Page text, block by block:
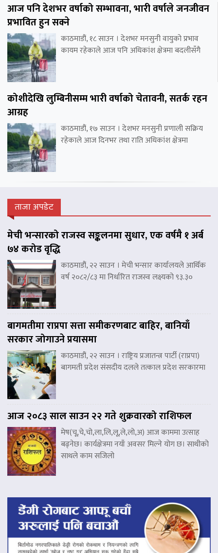
आज पनि देशभर वर्षाको सम्भावना, भारी वर्षाले जनजीवन
प्रभावित हुन सक्ने
काठमाडौं, १८ साउन । देशभर मनसुनी वायुको प्रभाव
कायम रहेकाले आज पनि अधिकांश क्षेत्रमा बदलीसँगै
कोशीदेखि लुम्बिनीसम्म भारी वर्षाको चेतावनी, सतर्क रहन
आग्रह
काठमाडौं, १७ साउन । देशभर मनसुनी प्रणाली सक्रिय
रहेकाले आज दिनभर तथा राति अधिकांश क्षेत्रमा
ताजा अपडेट
मेची भन्सारको राजस्व सङ्कलनमा सुधार, एक वर्षमै १ अर्ब
७४ करोड वृद्धि
काठमाडौं, २२ साउन । मेची भन्सार कार्यालयले आर्थिक
वर्ष २०८२/८३ मा निर्धारित राजस्व लक्ष्यको ९३.३०
बागमतीमा राप्रपा सत्ता समीकरणबाट बाहिर, बानियाँ
सरकार जोगाउने प्रयासमा
काठमाडौं, २२ साउन । राष्ट्रिय प्रजातन्त्र पार्टी (राप्रपा)
बागमती प्रदेश संसदीय दलले तत्काल प्रदेश सरकारमा
आज २०८३ साल साउन २२ गते शुक्रवारको राशिफल
मेष(चू,चे,चो,ला,लि,लू,ले,लो,अ) आज काममा उत्साह
बढ्नेछ। कार्यक्षेत्रमा नयाँ अवसर मिल्ने योग छ। साथीको
साथले काम सजिलो